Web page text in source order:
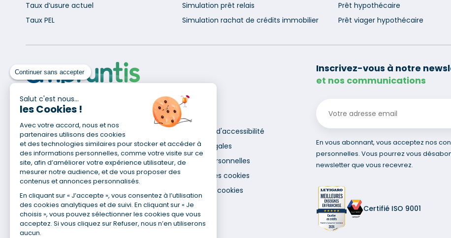
Continuer sans accepter
Salut c'est nous...
les Cookies !
Avec votre accord, nous et nos
partenaires utilisons des cookies
et des technologies similaires pour stocker et accéder à
des informations personnelles, comme votre visite sur ce
site, afin d’améliorer votre expérience utilisateur, de
mesurer notre audience, et de vous proposer des
contenus et annonces personnalisés.
En cliquant sur « J’accepte », vous consentez à l’utilisation
des cookies analytiques et de suivi. En cliquant sur « Je
choisis », vous pouvez sélectionner les cookies que vous
acceptez. Si vous cliquez sur Refuser, nous n’en utiliserons
aucun.
Taux d’usure actuel
Taux PEL
Simulation prêt relais
Simulation rachat de crédits immobilier
Prêt hypothécaire
Prêt viager hypothécaire
Pour en savoir plus
Qui sommes-nous ?
Site du Groupe
Nos agences
Nous contacter
Recrutement
Déclaration d'accessibilité
Mentions légales
Données personnelles
Utilisation des cookies
Gestion des cookies
Inscrivez-vous à notre
et nos communications
En vous abonnant, vous acceptez nos
personnelles. Vous pourrez vous
newsletter que vous recevrez.
Certifié ISO 9001